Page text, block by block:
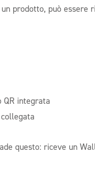
prodotto, può essere
QR integrata
questo: riceve un